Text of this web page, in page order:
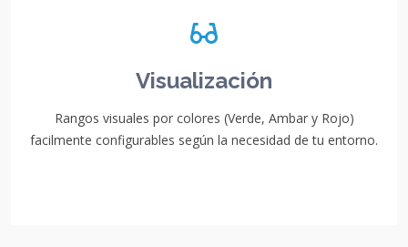
Visualización
Rangos visuales por colores (Verde, Ambar y Rojo)
facilmente configurables según la necesidad de tu entorno.